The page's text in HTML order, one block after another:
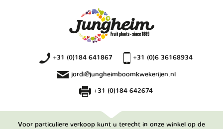
+31 (0)184 641867 +31 (0)6 36168934
jordi@jungheimboomkwekerijen.nl
+31 (0)184 642674
Voor particuliere verkoop kunt u terecht in onze winkel op de